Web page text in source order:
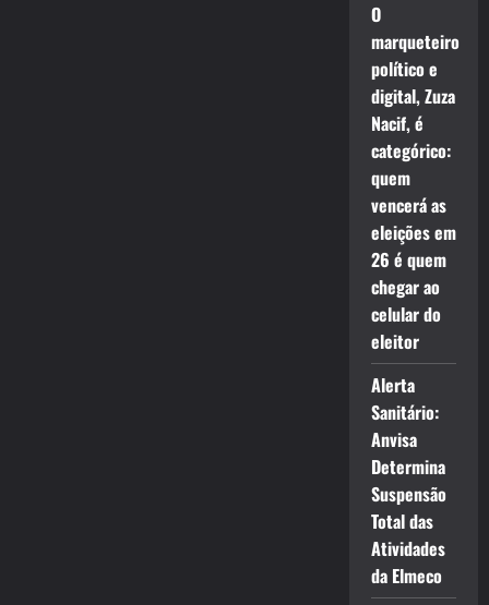
O
marqueteiro
político e
digital, Zuza
Nacif, é
categórico:
quem
vencerá as
eleições em
26 é quem
chegar ao
celular do
eleitor
Alerta
Sanitário:
Anvisa
Determina
Suspensão
Total das
Atividades
da Elmeco